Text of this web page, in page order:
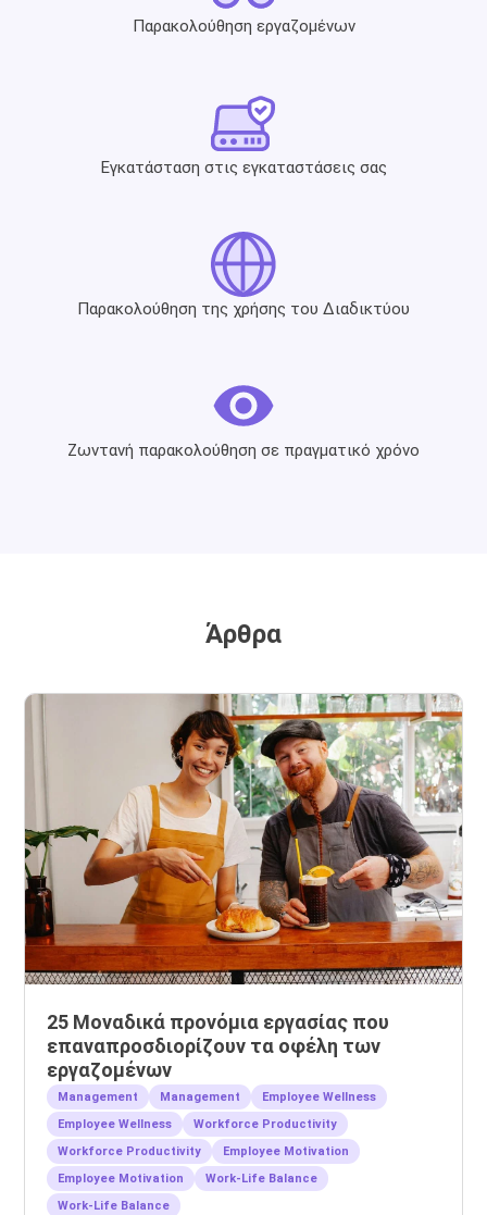
Παρακολούθηση εργαζομένων
Εγκατάσταση στις εγκαταστάσεις σας
Παρακολούθηση της χρήσης του Διαδικτύου
Ζωντανή παρακολούθηση σε πραγματικό χρόνο
Άρθρα
25 Μοναδικά προνόμια εργασίας που
επαναπροσδιορίζουν τα οφέλη των
εργαζομένων
Management Management
Employee Wellness
Employee Wellness
Workforce Productivity
Workforce Productivity
Employee Motivation
Employee Motivation
Work-Life Balance
Work-Life Balance